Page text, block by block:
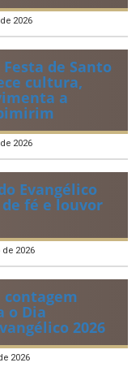
2026
de Santo
cultura,
a
2026
Evangélico
fé e louvor
2026
o Dia
2026
2026